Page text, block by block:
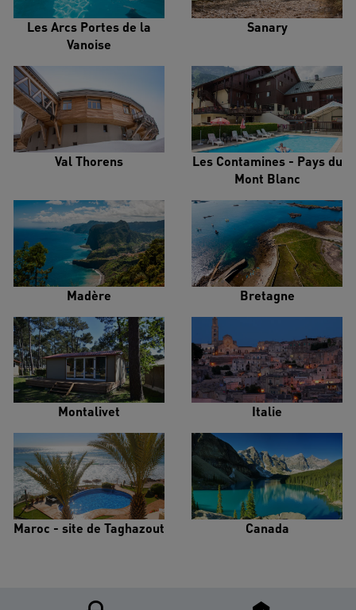
Les Arcs Portes de la
Vanoise
Sanary
Val Thorens
Les Contamines - Pays du
Mont Blanc
Madère Bretagne
Montalivet Italie
Maroc - site de Taghazout Canada